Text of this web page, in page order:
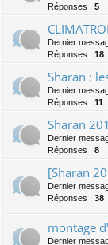
Réponses : 5
Dernier
Réponses : 18
Sharan :
Dernier
Réponses : 11
Sharan
Dernier
Réponses : 8
[Sharan
Dernier
Réponses : 38
montage
Dernier